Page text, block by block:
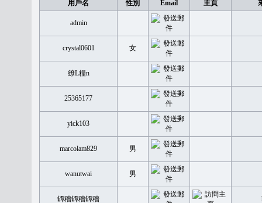
用戶名 性別 Email 主頁
admin
crystal0601 女
繚L糧n
25365177
yick103
marcolam829 男
wanutwai 男
罈穡罈穡罈穡